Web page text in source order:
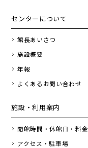
センターについて
館長あいさつ
施設概要
年報
よくあるお問い合わせ
施設・利用案内
開館時間・休館日・料金
アクセス・駐車場